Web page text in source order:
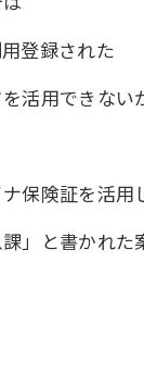
登録された
活用できない
保険証を活用
課」と書かれ